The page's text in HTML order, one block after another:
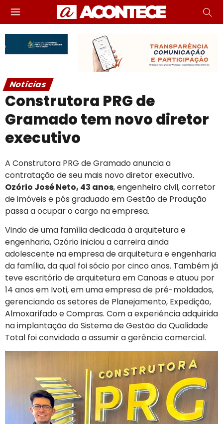
Notícias
Construtora PRG de
Gramado tem novo diretor
executivo
A Construtora PRG de Gramado anuncia a
contratação de seu mais novo diretor executivo.
Ozório José Neto, 43 anos, engenheiro civil, corretor
de imóveis e pós graduado em Gestão de Produção
passa a ocupar o cargo na empresa.
Vindo de uma família dedicada à arquitetura e
engenharia, Ozório iniciou a carreira ainda
adolescente na empresa de arquitetura e engenharia
da família, da qual foi sócio por cinco anos. Também já
teve escritório de arquitetura em Canoas e atuou por
14 anos em Ivoti, em uma empresa de pré-moldados,
gerenciando os setores de Planejamento, Expedição,
Almoxarifado e Compras. Com a experiência adquirida
na implantação do Sistema de Gestão da Qualidade
Total foi convidado a assumir a gerência comercial.